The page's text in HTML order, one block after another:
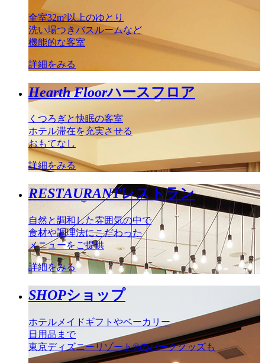
全室32m²以上のゆとり
洗い場つきバスルームなど
機能的な客室
詳細をみる
Hearth Floorハースフロア
くつろぎと快眠の客室
ホテル滞在を充実させる
おもてなし
詳細をみる
RESTAURANTレストラン
自然と調和した雰囲気の中で
食材や調理法にこだわった
メニューをご提供
詳細をみる
SHOPショップ
ホテルメイドギフトやベーカリー
日用品まで
東京ディズニーリゾート®のパークグッズも